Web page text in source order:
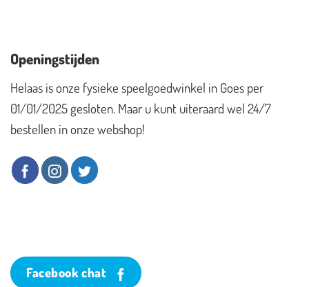
Openingstijden
Helaas is onze fysieke speelgoedwinkel in Goes per
01/01/2025 gesloten. Maar u kunt uiteraard wel 24/7
bestellen in onze webshop!
Facebook chat